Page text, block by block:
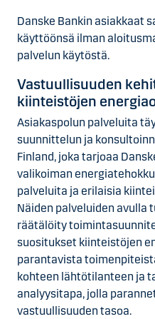
Danske Bankin asiakkaat
käyttöönsä ilman
palvelun käytöstä.
Vastuullisuuden
kiinteistöjen
Asiakaspolun palveluita
suunnittelun ja
Finland, joka tarjoaa
valikoiman
palveluita ja erilaisia
Näiden palveluiden avulla
räätälöity
suositukset kiinteistöjen
parantavista
kohteen lähtötilanteen ja
analyysitapa, jolla
vastuullisuuden tasoa.